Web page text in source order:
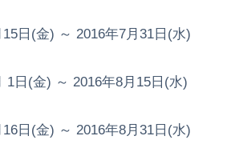
日(金) ～ 2016年7月31日(水)
1日(金) ～ 2016年8月15日(水)
日(金) ～ 2016年8月31日(水)